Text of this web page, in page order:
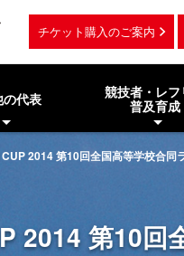
チケット購入のご案内
の代表
競技者・レフ
普及育成
2014 第10回全国高等学校合同
2014 第10回